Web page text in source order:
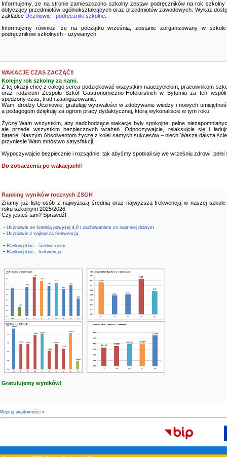
Informujemy, że na stronie zamieszczono szkolny zestaw podręczników na rok szkolny
dotyczący przedmiotów ogólnokształcących oraz przedmiotów zawodowych. Wykaz
zakładce Uczniowie - podręczniki szkolne
Informujemy również, że na początku września, zostanie zorganizowany w
podręczników szkolnych - używanych.
WAKACJE CZAS ZACZĄĆ‼️
Kolejny rok szkolny za nami.
Z tej okazji chcę z całego serca podziękować wszystkim nauczycielom, pracownikom
oraz rodzicom Zespołu Szkół Gastronomiczno-Hotelarskich w Bytomiu za ten
spędzony czas, trud i zaangażowanie.
Wam, drodzy Uczniowie, gratuluję wytrwałości w zdobywaniu wiedzy i nowych
a pedagogom dziękuję za ogrom pracy dydaktycznej, którą wykonaliście w tym roku.
Życzę Wam wszystkim, aby nadchodzące wakacje były spokojne, pełne
ale przede wszystkim bezpiecznych wrażeń. Odpoczywajcie, relaksujcie się i
baterie! Naszym Absolwentom życzę z kolei samych sukcesów – niech Wasza dalsza
przyniesie Wam mnóstwo satysfakcji.
Wypoczywajcie bezpiecznie i rozsądnie, tak abyśmy spotkali się we wrześniu zdrowi, pełni
Do zobaczenia po wakacjach‼️
Ranking wyników rocznych ZSGH
Znamy już listę osób z najwyższą średnią oraz najwyższą frekwencją w naszej szkole
roku szkolnym 2025/2026
Czy jesteś tam? Sprawdź!
- Uczniowie ze średnią powyżej 4,0 i zachowaniem co najmniej dobrym
- Uczniowie z najlepszą frekwencją
- Ranking klas - średnie ocen
- Ranking klas - frekwencja
Gratulujemy wyników!
Więcej wiadomości »